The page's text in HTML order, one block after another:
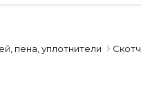
пена, уплотнители Скотч